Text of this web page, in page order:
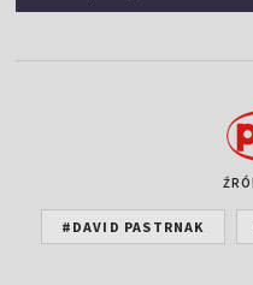
#DAVID PASTRNAK